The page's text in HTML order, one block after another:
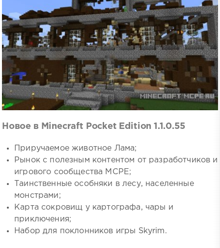
Новое в Minecraft Pocket Edition 1.1.0.55
Приручаемое животное Лама;
Рынок с полезным контентом от разработчиков и
игрового сообщества MCPE;
Таинственные особняки в лесу, населенные
монстрами;
Карта сокровищ у картографа, чары и
приключения;
Набор для поклонников игры Skyrim.